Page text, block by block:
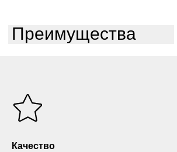
Преимущества
Качество